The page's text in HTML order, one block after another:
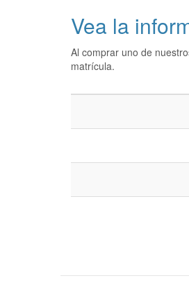
Vea la
Al comprar uno de
matrícula.